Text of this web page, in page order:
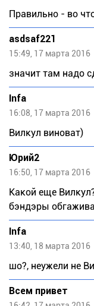
Правильно - во
asdsaf221
15:49, 17 марта 2016
значит там надо
Infa
16:08, 17 марта 2016
Вилкул виноват)
Юрий2
16:50, 17 марта 2016
Какой еще
бэндэры
Infa
13:40, 18 марта 2016
шо?, неужели не
Всем привет